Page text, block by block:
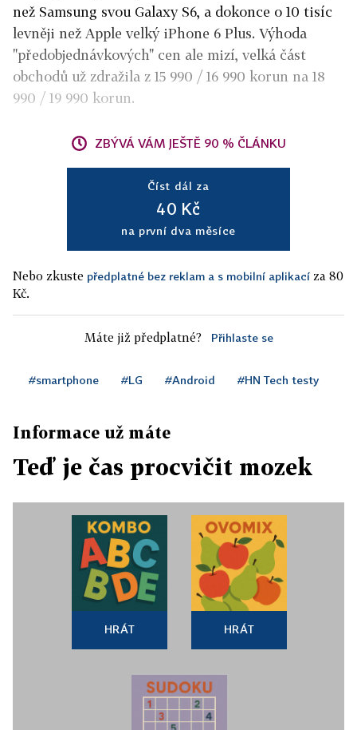
než Samsung svou Galaxy S6, a dokonce o 10 tisíc
levněji než Apple velký iPhone 6 Plus. Výhoda
"předobjednávkových" cen ale mizí, velká část
obchodů už zdražila z 15 990 / 16 990 korun na 18
990 / 19 990 korun.
ZBÝVÁ VÁM JEŠTĚ 90 % ČLÁNKU
Číst dál za
40 Kč
na první dva měsíce
Nebo zkuste předplatné bez reklam a s mobilní aplikací za 80
Kč.
Máte již předplatné? Přihlaste se
#smartphone #LG #Android #HN Tech testy
Informace už máte
Teď je čas procvičit mozek
HRÁT HRÁT